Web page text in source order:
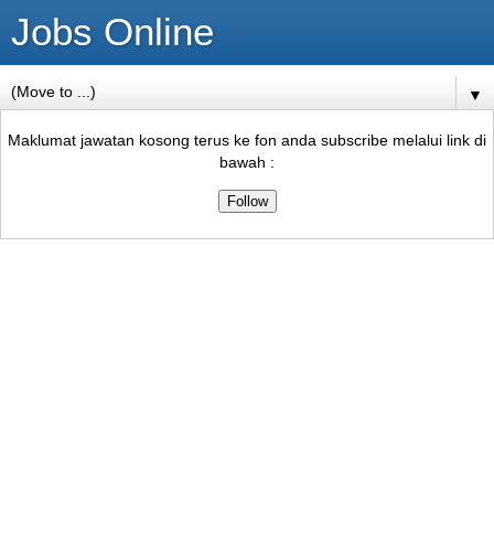
Jobs Online
▼
Maklumat jawatan kosong terus ke fon anda subscribe melalui link di
bawah :